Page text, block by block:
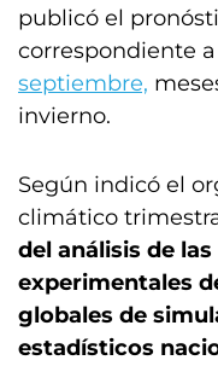
publicó el
correspondiente
septiembre,
invierno.
Según indicó el
climático
del análisis de
experimentales
globales de
estadísticos